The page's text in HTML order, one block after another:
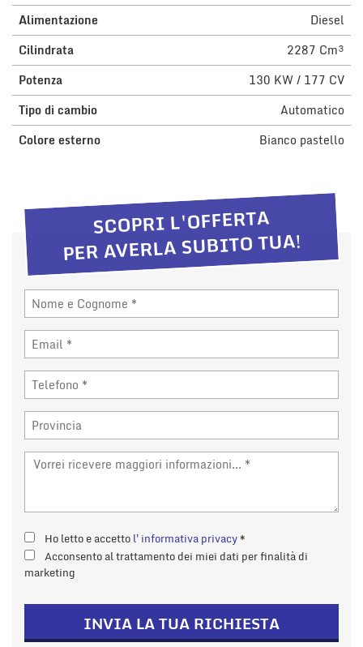
Alimentazione
Diesel
Cilindrata
2287 Cm³
Potenza
130 KW / 177 CV
Tipo di cambio
Automatico
Colore esterno
Bianco pastello
SCOPRI L'OFFERTA
PER AVERLA SUBITO TUA!
Ho letto e accettol'informativa privacy*
Acconsento al trattamento dei miei dati per finalità di
marketing
INVIA LA TUA RICHIESTA
questi
strumenti
di
tracciamento
si
rimanda
alla
cookie
policy.
modificare
le
tue
scelte
in
qualsiasi
momento.
Cookie necessari
Cookie analitici
Cookie di marketing